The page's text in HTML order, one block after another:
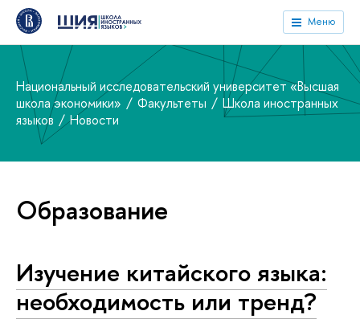
Меню
Национальный исследовательский университет «Высшая
школа экономики»
Факультеты
Школа иностранных
языков
Новости
Образование
Изучение китайского языка:
необходимость или тренд?